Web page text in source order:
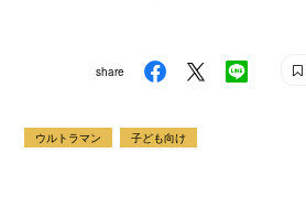
share
ウルトラマン 子ども向け